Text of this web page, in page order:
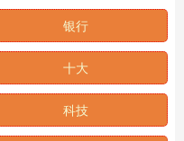
银行
十大
科技